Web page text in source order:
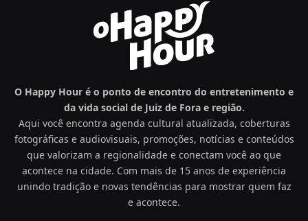
O Happy Hour é o ponto de encontro do entretenimento e
da vida social de Juiz de Fora e região.
Aqui você encontra agenda cultural atualizada, coberturas
fotográficas e audiovisuais, promoções, notícias e conteúdos
que valorizam a regionalidade e conectam você ao que
acontece na cidade. Com mais de 15 anos de experiência
unindo tradição e novas tendências para mostrar quem faz
e acontece.